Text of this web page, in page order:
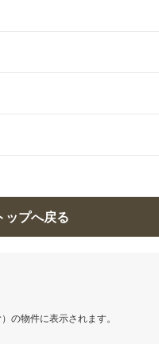
ップへ戻る
の物件に表示されます。